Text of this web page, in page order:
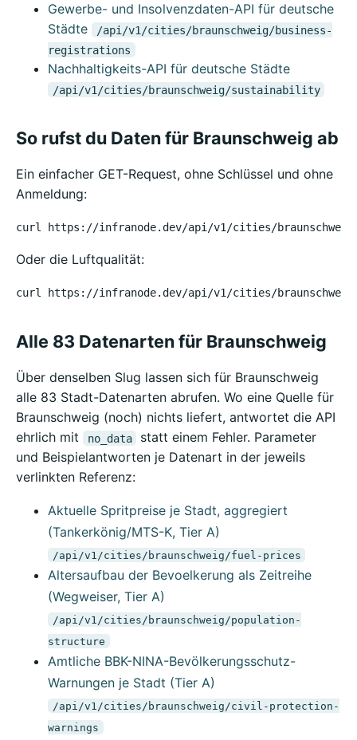
Gewerbe- und Insolvenzdaten-API für deutsche
Städte
/api/v1/cities/braunschweig/business-
registrations
Nachhaltigkeits-API für deutsche Städte
/api/v1/cities/braunschweig/sustainability
So rufst du Daten für Braunschweig ab
Ein einfacher GET-Request, ohne Schlüssel und ohne
Anmeldung:
curl https://infranode.dev/api/v1/cities/braunschweig/
Oder die Luftqualität:
curl https://infranode.dev/api/v1/cities/
Alle 83 Datenarten für Braunschweig
Über denselben Slug lassen sich für Braunschweig
alle 83 Stadt-Datenarten abrufen. Wo eine Quelle für
Braunschweig (noch) nichts liefert, antwortet die API
ehrlich mit
no_data
statt einem Fehler. Parameter
und Beispielantworten je Datenart in der jeweils
verlinkten Referenz:
Aktuelle Spritpreise je Stadt, aggregiert
(Tankerkönig/MTS-K, Tier A)
/api/v1/cities/braunschweig/fuel-prices
Altersaufbau der Bevoelkerung als Zeitreihe
(Wegweiser, Tier A)
/api/v1/cities/braunschweig/population-
structure
Amtliche BBK-NINA-Bevölkerungsschutz-
Warnungen je Stadt (Tier A)
/api/v1/cities/braunschweig/civil-protection-
warnings